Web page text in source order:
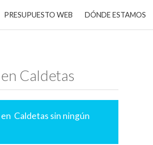
PRESUPUESTO WEB DÓNDE ESTAMOS
Caldetas
Caldetas sin ningún